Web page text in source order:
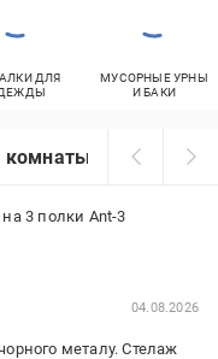
ДЛЯ
МУСОРНЫЕ УРНЫ
И БАКИ
комнаты
3 полки Ant-3
04.08.2026
металу. Стелаж